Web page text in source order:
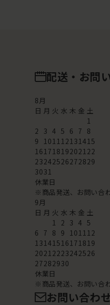
配送・お問
8月
日 月 火 水 木 金 土
1
2 3 4 5 6 7 8
9 101112131415
16171819202122
23242526272829
3031
休業日
※商品発送、お問い合
9月
日 月 火 水 木 金 土
1 2 3 4 5
6 7 8 9 101112
13141516171819
20212223242526
27282930
休業日
※商品発送、お問い合
お問い合わ